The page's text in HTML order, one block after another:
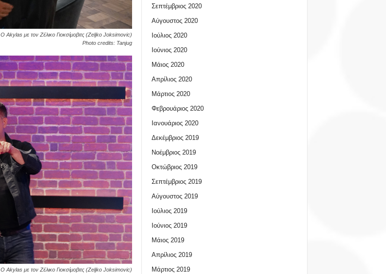
Ο Akylas με τον Ζέλικο Γιοκσίμοβιτς (Zeljko Joksimovic)
Photo credits: Tanjug
Ο Akylas με τον Ζέλικο Γιοκσίμοβιτς (Zeljko Joksimovic)
Σεπτέμβριος 2020
Αύγουστος 2020
Ιούλιος 2020
Ιούνιος 2020
Μάιος 2020
Απρίλιος 2020
Μάρτιος 2020
Φεβρουάριος 2020
Ιανουάριος 2020
Δεκέμβριος 2019
Νοέμβριος 2019
Οκτώβριος 2019
Σεπτέμβριος 2019
Αύγουστος 2019
Ιούλιος 2019
Ιούνιος 2019
Μάιος 2019
Απρίλιος 2019
Μάρτιος 2019